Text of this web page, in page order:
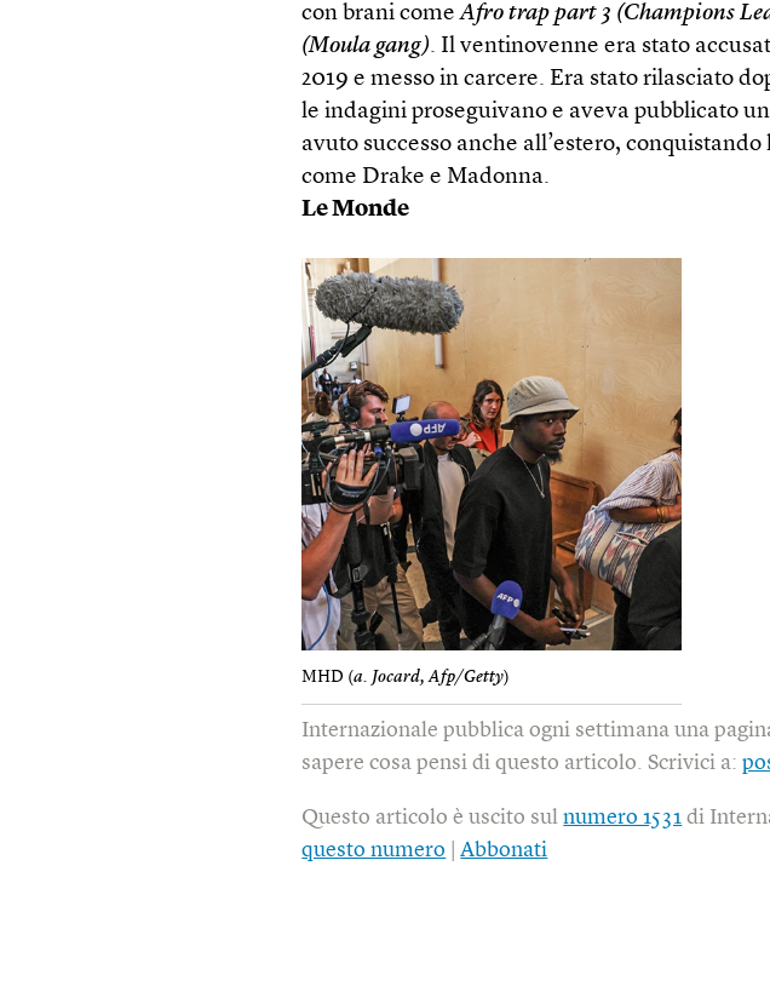
con brani comeAfro trap part 3 (Champions
(Moula gang). Il ventinovenne era stato
2019 e messo in carcere. Era stato rilasciato
le indagini proseguivano e aveva pubblicato
avuto successo anche all’estero,
come Drake e Madonna.
Le Monde
MHD (a. Jocard, Afp/Getty)
Internazionale pubblica ogni settimana una
sapere cosa pensi di questo articolo. Scrivici a:
Questo articolo è uscito sulnumero 1531 di
questo numero |Abbonati